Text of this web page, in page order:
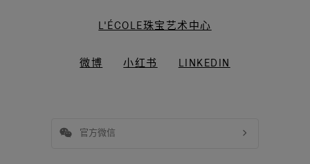
L'ÉCOLE珠宝艺术中心
微博 小红书 LINKEDIN
官方微信